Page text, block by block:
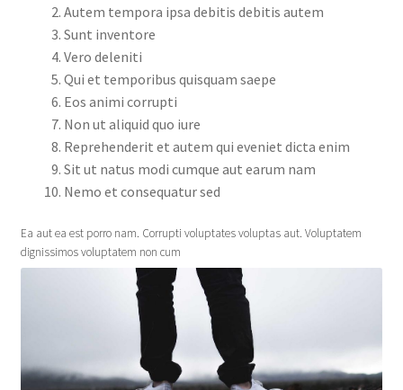
Autem tempora ipsa debitis debitis autem
Sunt inventore
Vero deleniti
Qui et temporibus quisquam saepe
Eos animi corrupti
Non ut aliquid quo iure
Reprehenderit et autem qui eveniet dicta enim
Sit ut natus modi cumque aut earum nam
Nemo et consequatur sed
Ea aut ea est porro nam. Corrupti voluptates voluptas aut. Voluptatem
dignissimos voluptatem non cum